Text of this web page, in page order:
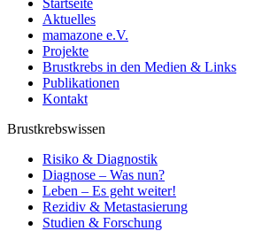
Aktuelles
mamazone e.V.
Projekte
Brustkrebs in den Medien & Links
Publikationen
Kontakt
Brustkrebswissen
Risiko & Diagnostik
Diagnose – Was nun?
Leben – Es geht weiter!
Rezidiv & Metastasierung
Studien & Forschung